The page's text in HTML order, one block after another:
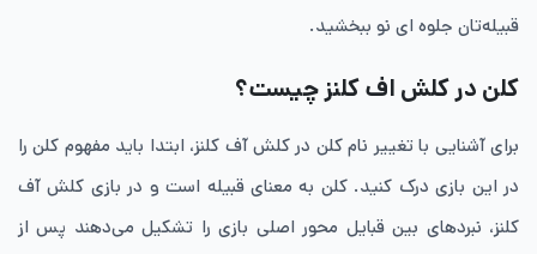
قبیله‌تان جلوه ای نو ببخشید.
کلن در کلش اف کلنز چیست؟
برای آشنایی با تغییر نام کلن در کلش آف کلنز، ابتدا باید مفهوم کلن را
در این بازی درک کنید. کلن به معنای قبیله است و در بازی کلش آف
کلنز، نبردهای بین قبایل محور اصلی بازی را تشکیل می‌دهند پس از